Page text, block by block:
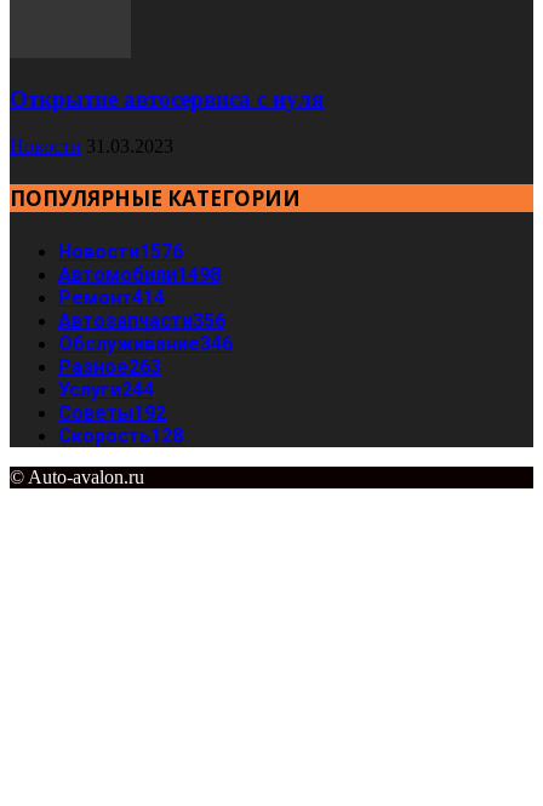
Открытие автосервиса с нуля
Новости 31.03.2023
ПОПУЛЯРНЫЕ КАТЕГОРИИ
Новости1576
Автомобили1498
Ремонт414
Автозапчасти356
Обслуживание346
Разное263
Услуги244
Советы192
Скорость128
© Auto-avalon.ru